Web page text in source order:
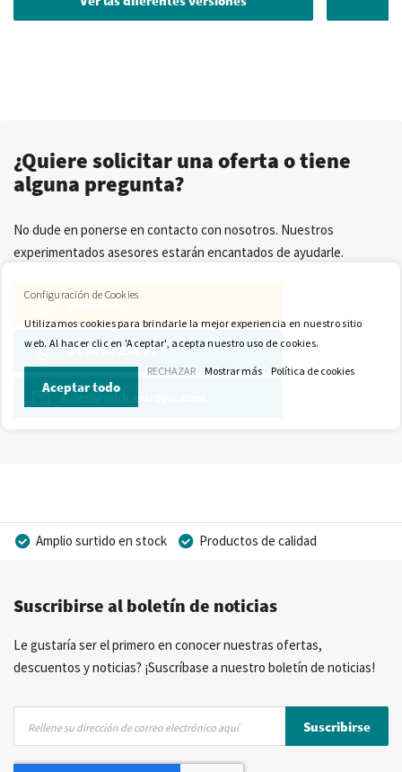
¿Quiere solicitar una oferta o tiene
alguna pregunta?
No dude en ponerse en contacto con nosotros. Nuestros
experimentados asesores estarán encantados de ayudarle.
Contacto
+34 96 50 238 91
sales@wkk-europe.com
Amplio surtido en stock
Productos de calidad
Asesoramiento personal
Más de 40 años de experiencia
Posibilidad de crear marca privada
Suscribirse al boletín de noticias
Le gustaría ser el primero en conocer nuestras ofertas,
descuentos y noticias? ¡Suscríbase a nuestro boletín de noticias!
nuestro
Suscribirse
Configuración de Cookies
Utilizamos cookies para brindarle la mejor experiencia en nuestro sitio
web. Al hacer clic en 'Aceptar', acepta nuestro uso de cookies.
Aceptar todo
RECHAZAR Mostrar más Política de cookies